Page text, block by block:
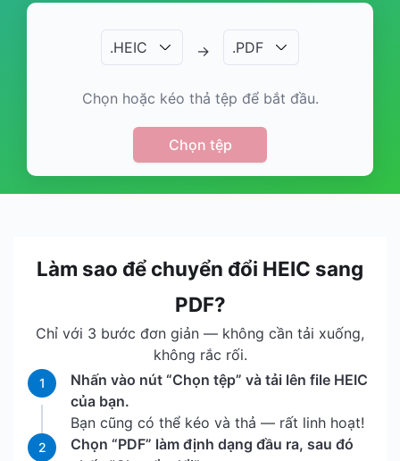
.HEIC → .PDF
Chọn hoặc kéo thả tệp để bắt đầu.
Chọn tệp
Làm sao để chuyển đổi HEIC sang
PDF?
Chỉ với 3 bước đơn giản — không cần tải xuống,
không rắc rối.
1
Nhấn vào nút “Chọn tệp” và tải lên file HEIC
của bạn.
Bạn cũng có thể kéo và thả — rất linh hoạt!
2
Chọn “PDF” làm định dạng đầu ra, sau đó